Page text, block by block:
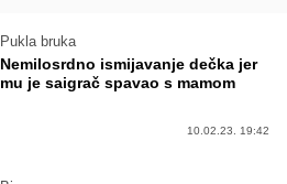
Pukla bruka
Nemilosrdno ismijavanje dečka jer
mu je saigrač spavao s mamom
10.02.23. 19:42